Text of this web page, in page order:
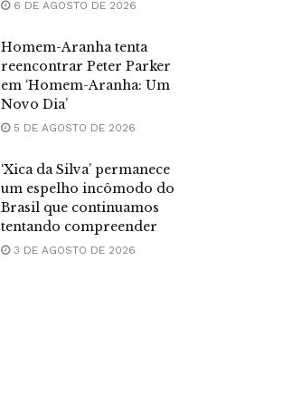
6 DE AGOSTO DE 2026
Homem-Aranha tenta
reencontrar Peter Parker
em ‘Homem-Aranha: Um
Novo Dia’
5 DE AGOSTO DE 2026
‘Xica da Silva’ permanece
um espelho incômodo do
Brasil que continuamos
tentando compreender
3 DE AGOSTO DE 2026